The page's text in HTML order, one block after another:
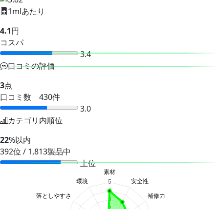
1mlあたり
4.1円
コスパ
3.4
口コミの評価
3点
口コミ数 430件
3.0
カテゴリ内順位
22%以内
392位 / 1,813製品中
上位